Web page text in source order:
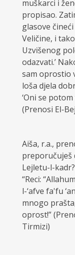
muškarci i
propisao.
glasove
Veličine, i
Uzvišenog
odazvati.’
sam oprostio
loša djela
‘Oni se
(Prenosi El-
Aiša, r.a.,
preporučuješ
Lejletu-l-
“Reci:
l-‘afve fa'fu
mnogo
oprost!”
Tirmizi)